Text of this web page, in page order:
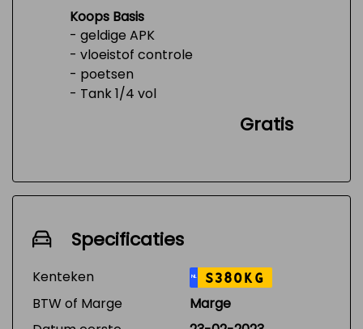
Koops Basis
- geldige APK
- vloeistof controle
- poetsen
- Tank 1/4 vol
Gratis
Specificaties
Kenteken NL S380KG
BTW of Marge
Marge